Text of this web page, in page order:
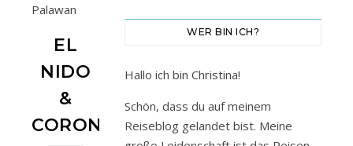
EL
NIDO
&
CORON
WER BIN ICH?
Hallo ich bin Christina!
Schön, dass du auf meinem
Reiseblog gelandet bist. Meine